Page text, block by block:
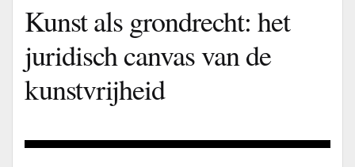
Kunst als grondrecht: het
juridisch canvas van de
kunstvrijheid